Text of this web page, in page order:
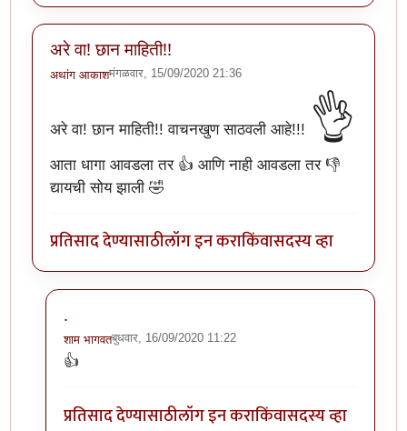
अरे वा! छान माहिती!!
अथांग आकाशमंगळवार, 15/09/2020 21:36
अरे वा! छान माहिती!! वाचनखुण साठवली आहे!!! 👌
आता धागा आवडला तर 👍 आणि नाही आवडला तर 👎
द्यायची सोय झाली 🤣
प्रतिसाद देण्यासाठीलॉग इन कराकिंवासदस्य व्हा
.
शाम भागवतबुधवार, 16/09/2020 11:22
In reply to
👍
प्रतिसाद देण्यासाठीलॉग इन कराकिंवासदस्य व्हा